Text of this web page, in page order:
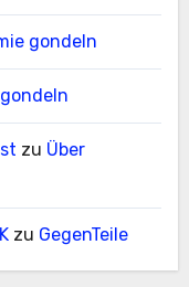
gondeln
zu Über
zu GegenTeile